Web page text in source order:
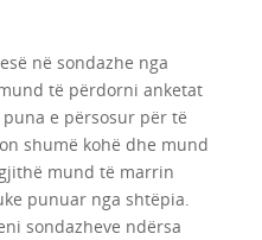
në sondazhe nga
të përdorni anketat
e përsosur për të
shumë kohë dhe mund
mund të marrin
punuar nga shtëpia.
sondazheve ndërsa